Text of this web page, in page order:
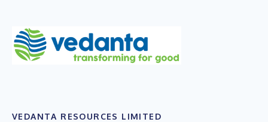
VEDANTA RESOURCES LIMITED